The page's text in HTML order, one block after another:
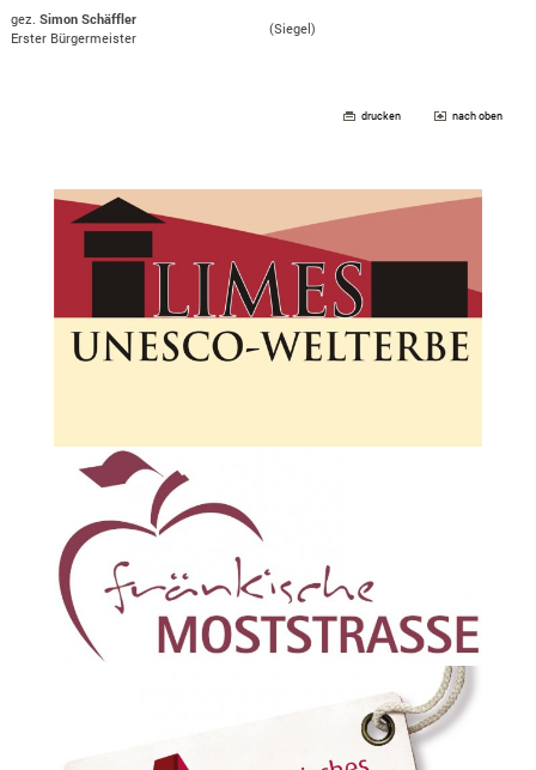
gez.Simon Schäffler
Erster Bürgermeister
(Siegel)
drucken nach oben